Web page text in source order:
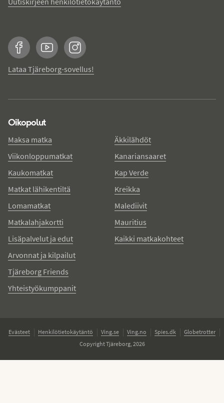
FacebookYouTubeInstagram
Lataa Tjäreborg-sovellus!
Oikopolut
Maksa matka
Viikonloppumatkat
Kaukomatkat
Matkat lähikentiltä
Lomamatkat
Matkalahjakortti
Lisäpalvelut ja edut
Arvonnat ja kilpailut
Tjäreborg Friends
Yhteistyökumppanit
Äkkilähdöt
Kanariansaaret
Kap Verde
Kreikka
Malediivit
Mauritius
Kaikki matkakohteet
Evästeet Henkilötietokäytäntö Ving.se Ving.no Spies.dk
Globetrotter
Copyright Tjäreborg, 2026